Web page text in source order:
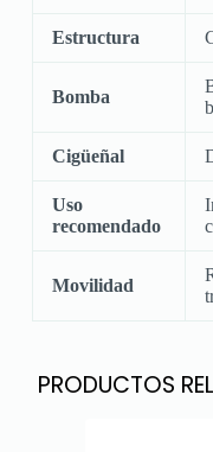
Estructura
Bomba
Cigüeñal
Uso
recomendado
Movilidad
PRODUCTOS